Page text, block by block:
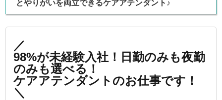
とやりがいを両立できるケアアテンダント♪
／
98%が未経験入社！日勤のみも夜勤
のみも選べる！
ケアアテンダントのお仕事です！
＼